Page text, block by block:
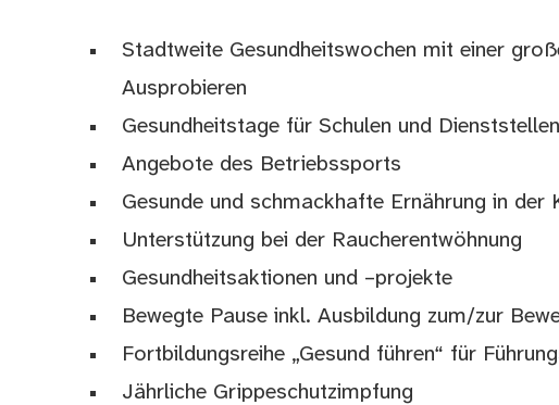
Stadtweite Gesundheitswochen mit einer
Ausprobieren
Gesundheitstage für Schulen und Dienststellen
Angebote des Betriebssports
Gesunde und schmackhafte Ernährung in der
Unterstützung bei der Raucherentwöhnung
Gesundheitsaktionen und –projekte
Bewegte Pause inkl. Ausbildung zum/zur
Fortbildungsreihe „Gesund führen“ für
Jährliche Grippeschutzimpfung